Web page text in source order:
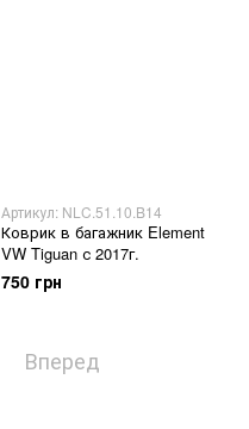
Артикул: NLC.51.10.B14
Коврик в багажник Element
VW Tiguan с 2017г.
750 грн
Вперед